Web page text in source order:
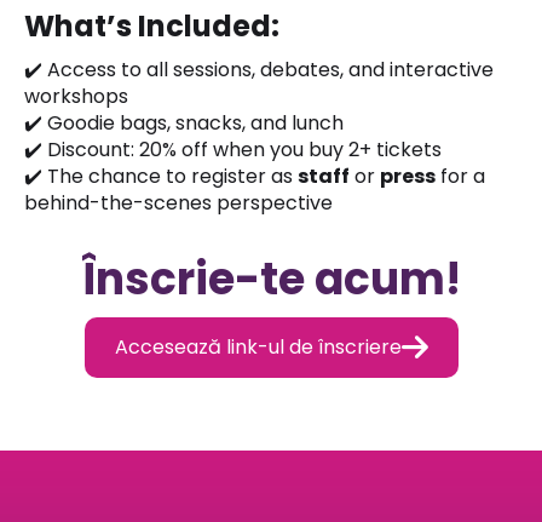
What’s Included:
✔️ Access to all sessions, debates, and interactive
workshops
✔️ Goodie bags, snacks, and lunch
✔️ Discount: 20% off when you buy 2+ tickets
✔️ The chance to register asstaff or press for a
behind-the-scenes perspective
Înscrie-te acum!
Accesează link-ul de înscriere